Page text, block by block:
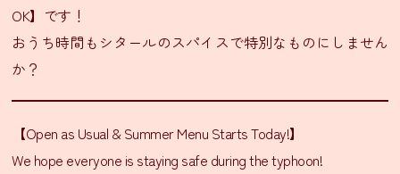
通
信
販
LINE
OK】です！
おうち時間もシタールのスパイスで特別なものにしません
か？
【Open as Usual & Summer Menu Starts Today!】
We hope everyone is staying safe during the typhoon!